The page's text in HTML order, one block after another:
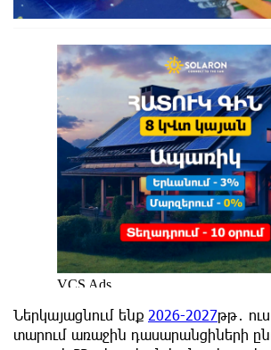
Ներկայացնում ենք 2026-2027թթ․
տարում առաջին դասարանցիների